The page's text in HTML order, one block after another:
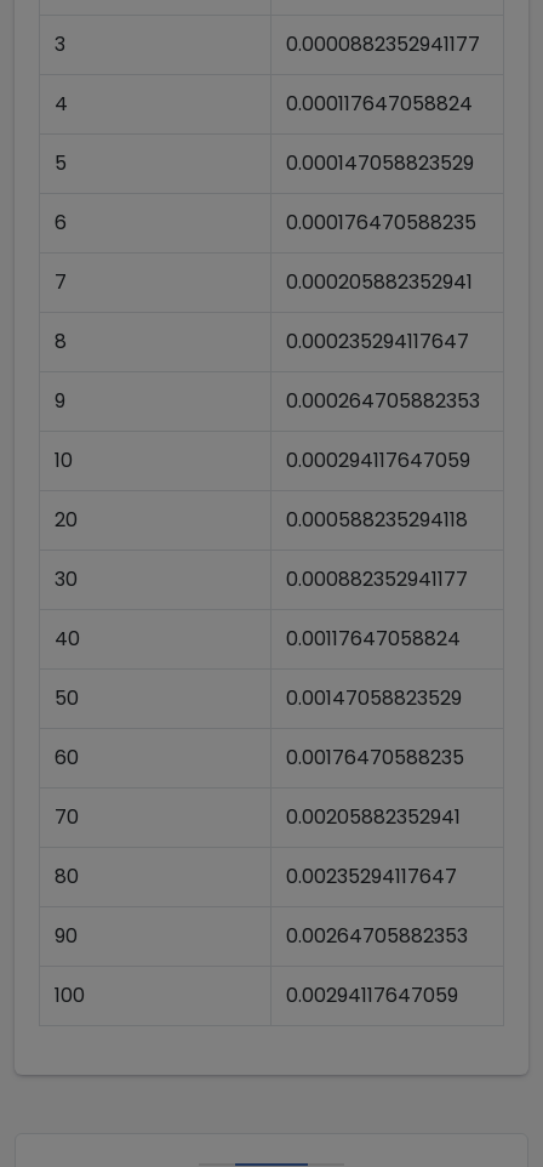
3 0.0000882352941177
4 0.000117647058824
5 0.000147058823529
6 0.000176470588235
7 0.000205882352941
8 0.000235294117647
9 0.000264705882353
10 0.000294117647059
20 0.000588235294118
30 0.000882352941177
40 0.00117647058824
50 0.00147058823529
60 0.00176470588235
70 0.00205882352941
80 0.00235294117647
90 0.00264705882353
100 0.00294117647059